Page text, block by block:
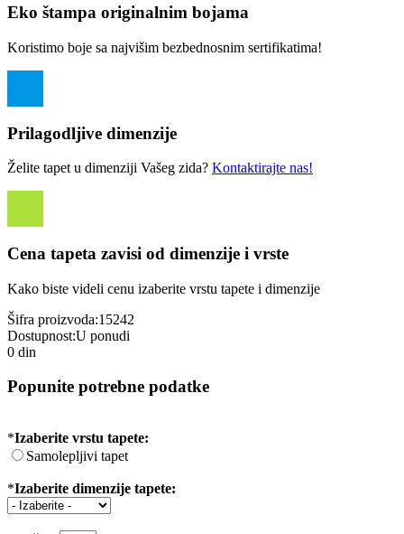
Eko štampa originalnim bojama
Koristimo boje sa najvišim bezbednosnim sertifikatima!
Prilagodljive dimenzije
Želite tapet u dimenziji Vašeg zida? Kontaktirajte nas!
Cena tapeta zavisi od dimenzije i vrste
Kako biste videli cenu izaberite vrstu tapete i dimenzije
Šifra proizvoda:15242
Dostupnost:U ponudi
0 din
Popunite potrebne podatke
*Izaberite vrstu tapete:
Samolepljivi tapet
*Izaberite dimenzije tapete: